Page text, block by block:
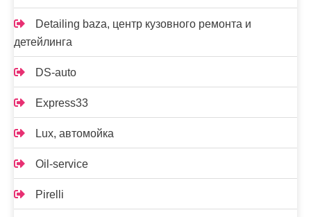
Detailing baza, центр кузовного ремонта и
детейлинга
DS-auto
Express33
Lux, автомойка
Oil-service
Pirelli